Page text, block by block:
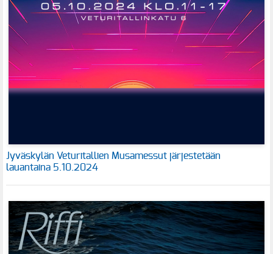
Jyväskylän Veturitallien Musamessut järjestetään
lauantaina 5.10.2024